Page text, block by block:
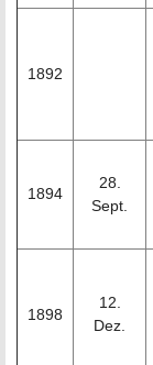
1892
1894
28.
Sept.
1898
12.
Dez.